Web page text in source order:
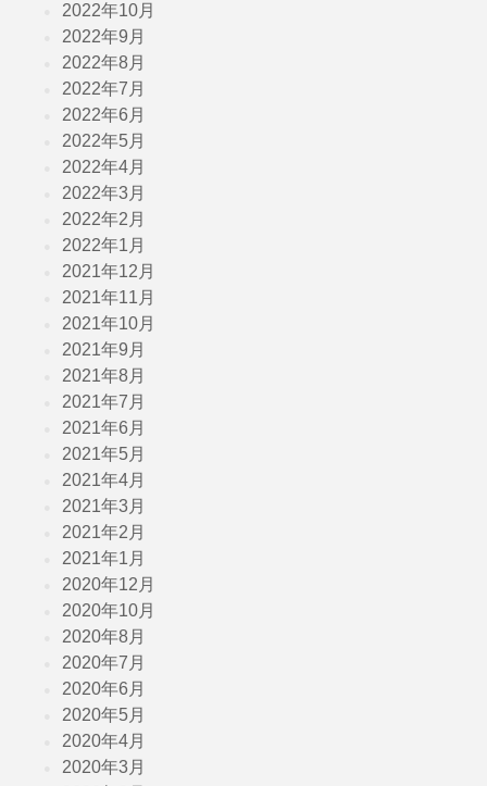
2022年10月
2022年9月
2022年8月
2022年7月
2022年6月
2022年5月
2022年4月
2022年3月
2022年2月
2022年1月
2021年12月
2021年11月
2021年10月
2021年9月
2021年8月
2021年7月
2021年6月
2021年5月
2021年4月
2021年3月
2021年2月
2021年1月
2020年12月
2020年10月
2020年8月
2020年7月
2020年6月
2020年5月
2020年4月
2020年3月